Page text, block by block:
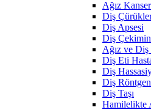
Ağız
Diş
Diş Apsesi
Diş
Ağız ve Diş
Diş Eti
Diş
Diş
Diş Taşı
Hamilelikte